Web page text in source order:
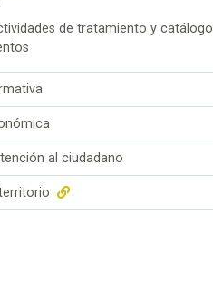
de tratamiento y catálogo
al ciudadano